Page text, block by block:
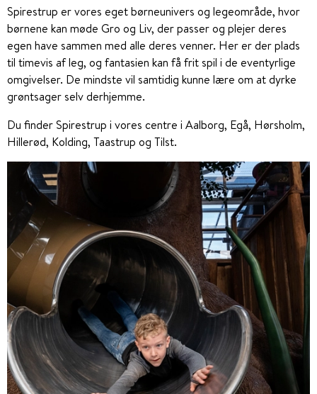
Spirestrup er vores eget børneunivers og legeområde, hvor
børnene kan møde Gro og Liv, der passer og plejer deres
egen have sammen med alle deres venner. Her er der plads
til timevis af leg, og fantasien kan få frit spil i de eventyrlige
omgivelser. De mindste vil samtidig kunne lære om at dyrke
grøntsager selv derhjemme.
Du finder Spirestrup i vores centre i Aalborg, Egå, Hørsholm,
Hillerød, Kolding, Taastrup og Tilst.